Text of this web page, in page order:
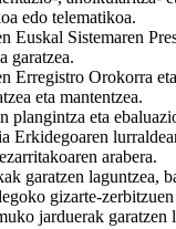
edo telematikoa.
Euskal Sistemaren
garatzea.
Erregistro Orokorra
eta mantentzea.
plangintza eta
Erkidegoaren
arabera.
garatzen laguntzea,
gizarte-zerbitzuen
jarduerak garatzen